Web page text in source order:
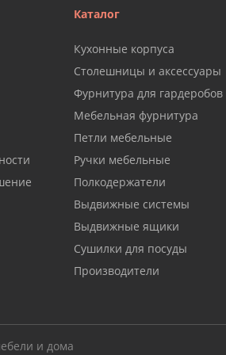
Каталог
Кухонные корпуса
Столешницы и аксессуары
Фурнитура для гардеробов
Мебельная фурнитура
Петли мебельные
Ручки мебельные
Полкодержатели
Выдвижные системы
Выдвижные ящики
Сушилки для посуды
Производители
и дома